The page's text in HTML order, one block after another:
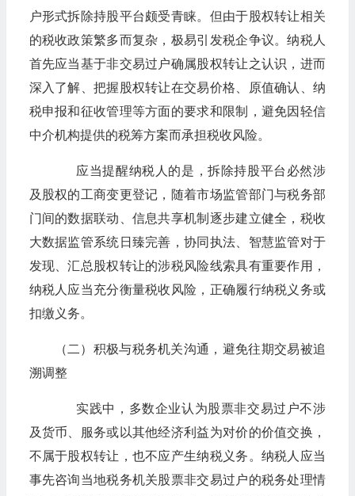
户形式拆除持股平台颇受青睐。但由于股权转让相关
的税收政策繁多而复杂，极易引发税企争议。纳税人
首先应当基于非交易过户确属股权转让之认识，进而
深入了解、把握股权转让在交易价格、原值确认、纳
税申报和征收管理等方面的要求和限制，避免因轻信
中介机构提供的税筹方案而承担税收风险。
应当提醒纳税人的是，拆除持股平台必然涉
及股权的工商变更登记，随着市场监管部门与税务部
门间的数据联动、信息共享机制逐步建立健全，税收
大数据监管系统日臻完善，协同执法、智慧监管对于
发现、汇总股权转让的涉税风险线索具有重要作用，
纳税人应当充分衡量税收风险，正确履行纳税义务或
扣缴义务。
（二）积极与税务机关沟通，避免往期交易被追
溯调整
实践中，多数企业认为股票非交易过户不涉
及货币、服务或以其他经济利益为对价的价值交换，
不属于股权转让，也不应产生纳税义务。纳税人应当
事先咨询当地税务机关股票非交易过户的税务处理情